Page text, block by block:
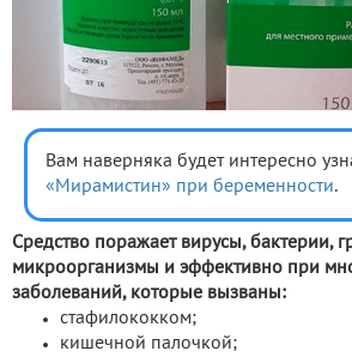
Вам наверняка будет интересно
«Мирамистин» при беременности.
Средство поражает вирусы, бактерии,
микроорганизмы и эффективно при
заболеваний, которые вызваны:
стафилококком;
кишечной палочкой;